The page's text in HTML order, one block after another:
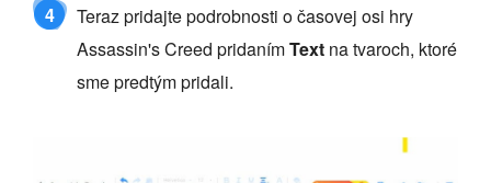
4
Teraz pridajte podrobnosti o časovej osi hry
Assassin's Creed pridanímText na tvaroch, ktoré
sme predtým pridali.